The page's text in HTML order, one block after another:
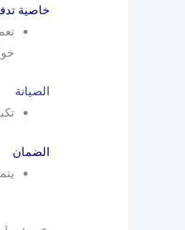
خاصية
الصيانة
الضمان